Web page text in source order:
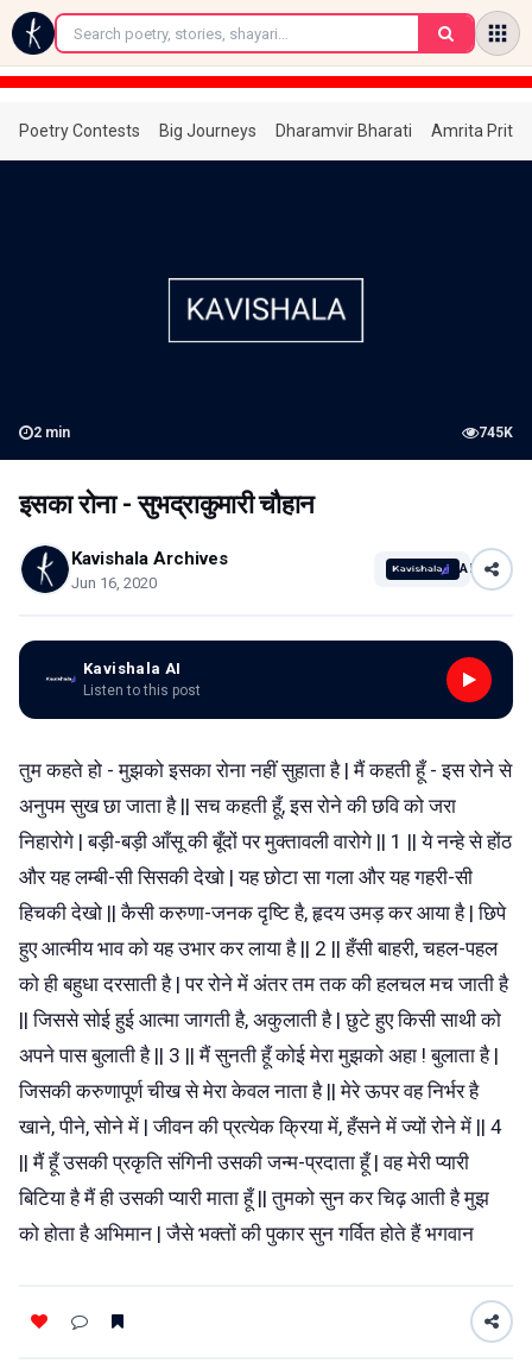
←
Poetry Contests Big Journeys Dharamvir Bharati Amrita
2 min 745K
इसका रोना - सुभद्राकुमारी चौहान
Kavishala Archives
Jun 16, 2020
AI
Kavishala AI
Listen to this post
तुम कहते हो - मुझको इसका रोना नहीं सुहाता है | मैं कहती हूँ - इस रोने से
अनुपम सुख छा जाता है || सच कहती हूँ, इस रोने की छवि को जरा
निहारोगे | बड़ी-बड़ी आँसू की बूँदों पर मुक्तावली वारोगे || 1 || ये नन्हे से होंठ
और यह लम्बी-सी सिसकी देखो | यह छोटा सा गला और यह गहरी-सी
हिचकी देखो || कैसी करुणा-जनक दृष्टि है, हृदय उमड़ कर आया है | छिपे
हुए आत्मीय भाव को यह उभार कर लाया है || 2 || हँसी बाहरी, चहल-पहल
को ही बहुधा दरसाती है | पर रोने में अंतर तम तक की हलचल मच जाती है
|| जिससे सोई हुई आत्मा जागती है, अकुलाती है | छुटे हुए किसी साथी को
अपने पास बुलाती है || 3 || मैं सुनती हूँ कोई मेरा मुझको अहा ! बुलाता है |
जिसकी करुणापूर्ण चीख से मेरा केवल नाता है || मेरे ऊपर वह निर्भर है
खाने, पीने, सोने में | जीवन की प्रत्येक क्रिया में, हँसने में ज्यों रोने में || 4
|| मैं हूँ उसकी प्रकृति संगिनी उसकी जन्म-प्रदाता हूँ | वह मेरी प्यारी
बिटिया है मैं ही उसकी प्यारी माता हूँ || तुमको सुन कर चिढ़ आती है मुझ
को होता है अभिमान | जैसे भक्तों की पुकार सुन गर्वित होते हैं भगवान